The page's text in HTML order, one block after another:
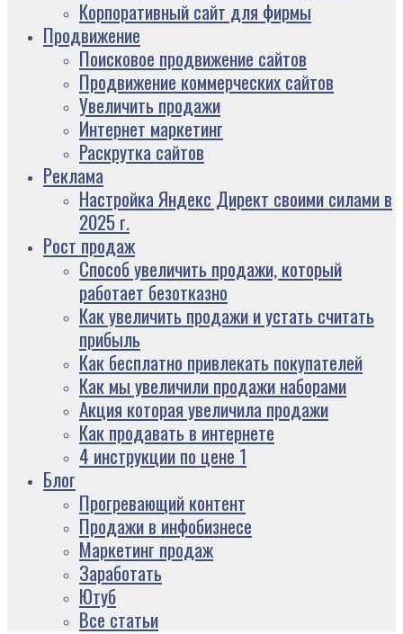
Корпоративный сайт для фирмы
Продвижение
Поисковое продвижение сайтов
Продвижение коммерческих сайтов
Увеличить продажи
Интернет маркетинг
Раскрутка сайтов
Реклама
Настройка Яндекс Директ своими силами в
2025 г.
Рост продаж
Способ увеличить продажи, который
работает безотказно
Как увеличить продажи и устать считать
прибыль
Как бесплатно привлекать покупателей
Как мы увеличили продажи наборами
Акция которая увеличила продажи
Как продавать в интернете
4 инструкции по цене 1
Блог
Прогревающий контент
Продажи в инфобизнесе
Маркетинг продаж
Заработать
Ютуб
Все статьи